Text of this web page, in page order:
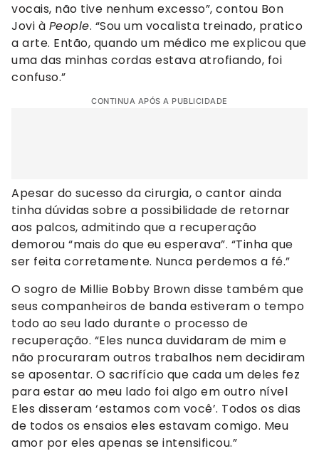
vocais, não tive nenhum excesso”, contou Bon
Jovi à People. “Sou um vocalista treinado, pratico
a arte. Então, quando um médico me explicou que
uma das minhas cordas estava atrofiando, foi
confuso.”
CONTINUA APÓS A PUBLICIDADE
Apesar do sucesso da cirurgia, o cantor ainda
tinha dúvidas sobre a possibilidade de retornar
aos palcos, admitindo que a recuperação
demorou “mais do que eu esperava”. “Tinha que
ser feita corretamente. Nunca perdemos a fé.”
O sogro de Millie Bobby Brown disse também que
seus companheiros de banda estiveram o tempo
todo ao seu lado durante o processo de
recuperação. “Eles nunca duvidaram de mim e
não procuraram outros trabalhos nem decidiram
se aposentar. O sacrifício que cada um deles fez
para estar ao meu lado foi algo em outro nível
Eles disseram ‘estamos com você’. Todos os dias
de todos os ensaios eles estavam comigo. Meu
amor por eles apenas se intensificou.”